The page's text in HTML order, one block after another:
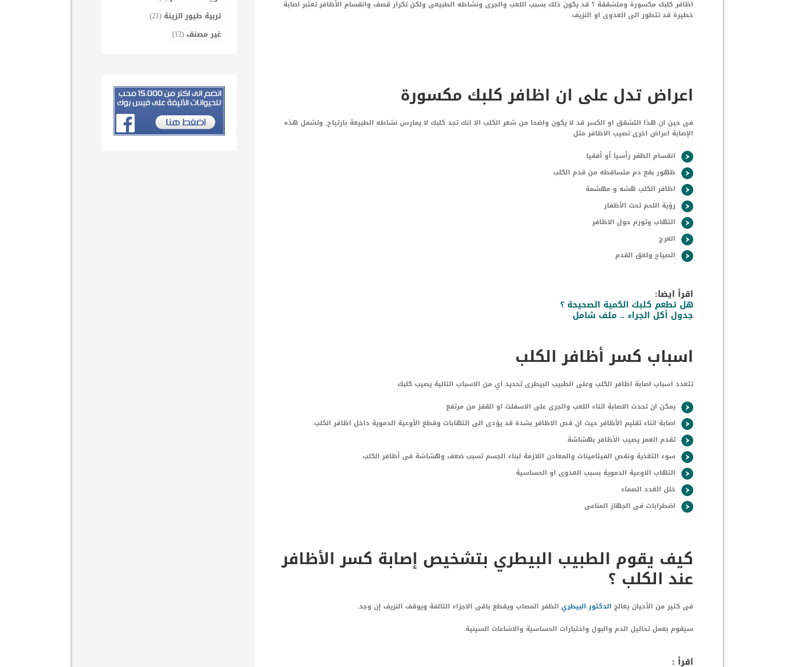
اظافر كلبك مكسورة ومتشققة ؟ قد يكون ذلك بسبب اللعب والجرى ونشاطه الطبيعى ولكن تكرار قصف وانقسام الأظافر تعتبر اصابة
خطيرة قد تتطور الى العدوى او النزيف.
اعراض تدل على ان اظافر كلبك مكسورة
فى حين ان هذا التشقق او الكسر قد لا يكون واضحا من شعر الكلب الا انك تجد كلبك لا يمارس نشاطه الطبيعة بارتياح, وتشمل هذه
الإصابة اعراض اخرى تصيب الاظافر مثل
انقسام الظفر رأسيا أو أفقيا
ظهور بقع دم متساقطه من قدم الكلب
اظافر الكلب هشه و مهشمة
رؤية اللحم تحت الأظفار
التهاب وتورم حول الاظافر
العرج
الصياح ولعق القدم
اقرأ ايضا:
هل تطعم كلبك الكمية الصحيحة ؟
جدول أكل الجراء .. ملف شامل
اسباب كسر أظافر الكلب
تتعدد اسباب اصابة اظافر الكلب وعلى الطبيب البيطرى تحديد اي من الاسباب التالية يصيب كلبك
يمكن ان تحدث الاصابة اثناء اللعب والجرى على الاسفلت او القفز من مرتفع
اصابة اثناء تقليم الأظافر حيث ان قص الاظافر بشدة قد يؤدى الى التهابات وقطع الأوعية الدموية داخل اظافر الكلب.
تقدم العمر يصيب الأظافر بهشاشة
سوء التغذية ونقص الفيتامينات والمعادن اللازمة لبناء الجسم تسبب ضعف وهشاشة فى أظافر الكلب
التهاب الاوعية الدموية بسبب العدوى او الحساسية
خلل الغدد الصماء
اضطرابات فى الجهاز المناعى
كيف يقوم الطبيب البيطري بتشخيص إصابة كسر الأظافر
عند الكلب ؟
فى كثير من الأحيان يعالج الدكتور البيطري الظفر المصاب ويقطع باقى الاجزاء التالفة ويوقف النزيف إن وجد.
سيقوم بعمل تحاليل الدم والبول واختبارات الحساسية والاشاعات السينية.
اقرأ :
تربية طيور الزينة (21)
غير مصنف(12)